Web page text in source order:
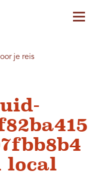
je reis
local